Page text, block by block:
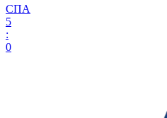
СПА
5
:
0